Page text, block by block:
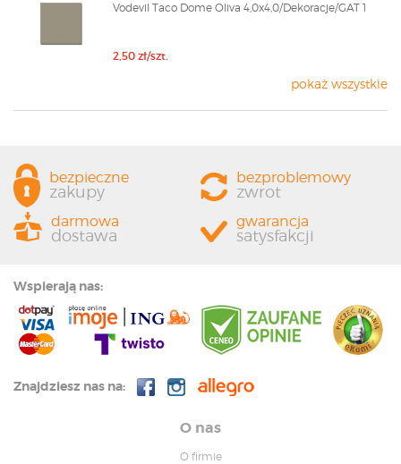
Vodevil Taco Dome Oliva 4,0x4,0/Dekoracje/GAT 1
2,50 zł/szt.
pokaż wszystkie
bezpieczne
zakupy
bezproblemowy
zwrot
darmowa
dostawa
gwarancja
satysfakcji
Wspierają nas:
Znajdziesz nas na:
O nas
O firmie